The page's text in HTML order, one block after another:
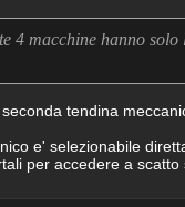
4 macchine hanno solo
tendina
e' selezionabile
per accedere a scatto